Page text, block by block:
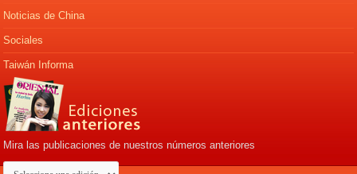
Noticias de China
Sociales
Taiwán Informa
Mira las publicaciones de nuestros números anteriores